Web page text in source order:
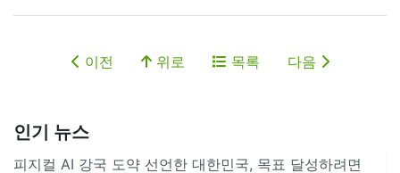
이전 위로 목록 다음
인기 뉴스
피지컬 AI 강국 도약 선언한 대한민국, 목표 달성하려면